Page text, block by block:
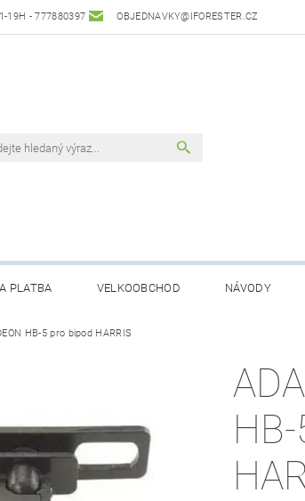
19H - 777880397 OBJEDNAVKY@IFORESTER.CZ
PLATBA VELKOOBCHOD NÁVODY
HB-5 pro bipod HARRIS